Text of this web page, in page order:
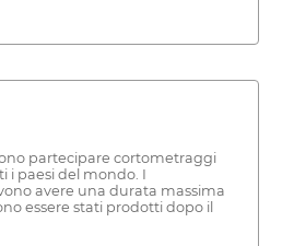
partecipare cortometraggi
i paesi del mondo. I
avere una durata massima
essere stati prodotti dopo il